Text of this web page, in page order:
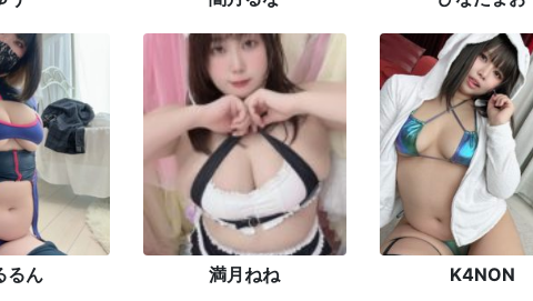
るん 満月ねね K4NON